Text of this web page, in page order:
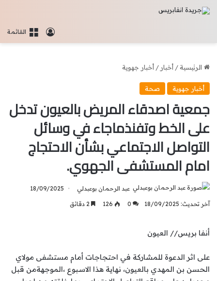
القائمةتسجيل
الرئيسية/ أخبار / أخبار جهوية
أخبار جهوية صحة
جمعية اصدقاء المريض بالعيون تدخل
على الخط وتفنذماجاء في وسائل
التواصل الاجتماعي بشأن الاحتجاج
امام المستشفى الجهوي.
عبد الرحمان بوعبدلي 18/09/2025
آخر تحديث: 18/09/2025 0
126
أنفا بريس// العيون
على اثر الدعوة للمشاركة في احتجاجات أمام مستشفى مولاي
الحسن بن المهدي بالعيون، نهاية هذا الاسبوع ،الموجهةمن قبل